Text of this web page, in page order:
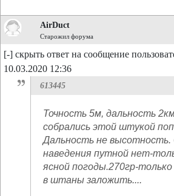
AirDuct
Старожил форума
[-] скрыть ответ на сообщение
10.03.2020 12:36
613445
Точность 5м, дальность
собрались этой штукой
Дальность не
наведения путной нет-
ясной погоды.270гр-
в штаны заложить....